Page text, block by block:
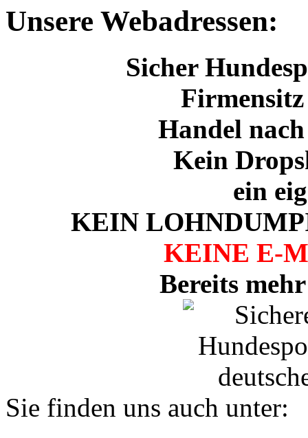
Unsere Webadressen:
Sicher
Handel
Kein
ein
KEIN
KEINE E-
Bereits
Sie finden uns auch unter: